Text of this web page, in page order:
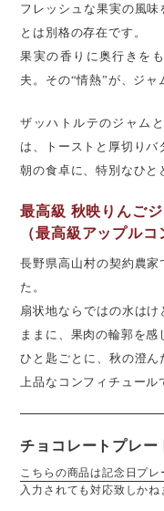
フレッシュな果実の風
とは別格の存在です。
果実の香りに奥行きを
夫。その“情熱”が、ジャ
ザッハトルテのジャム
は、トーストと厚切りバ
朝の食卓に、特別なひと
最高級 秋映りんごジ
（最高級アップルコ
長野県高山村の契約農
た。
扇状地ならではの水は
ままに、果肉の輪郭を感
ひと匙ごとに、秋の澄
上品なコンフィチュール
チョコレートプレー
こちらの商品は記念日プレ
入力されても対応致しかね